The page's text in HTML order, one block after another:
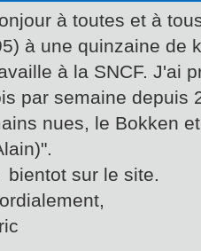
à toutes et à
à une quinzaine de
à la SNCF. J'ai
par semaine depuis
nues, le Bokken
bientot sur le site.